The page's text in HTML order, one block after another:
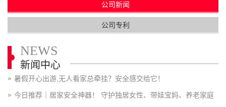
公司新闻
公司专利
NEWS
新闻中心
暑假开心出游,无人看家总牵挂？安全感交给它！
今日推荐｜居家安全神器！ 守护独居女性、带娃宝妈、养老家庭